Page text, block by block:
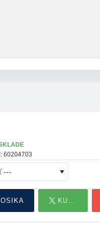
60204703
KÚPIŤ HNEĎ